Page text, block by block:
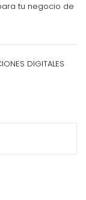
tu negocio de
DIGITALES